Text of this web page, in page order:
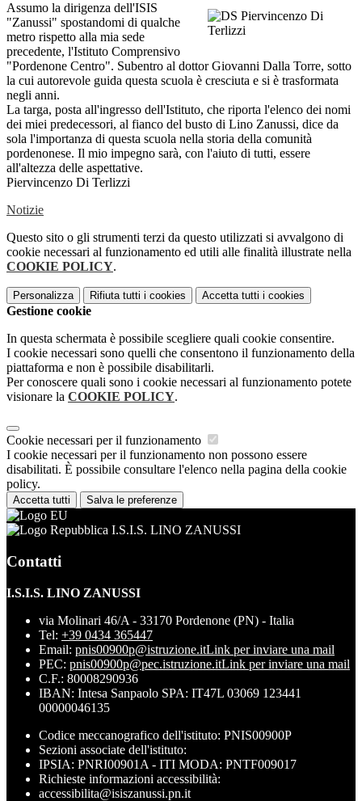
Assumo la dirigenza dell'ISIS
"Zanussi" spostandomi di qualche
metro rispetto alla mia sede
precedente, l'Istituto Comprensivo
"Pordenone Centro". Subentro al dottor Giovanni Dalla Torre, sotto
la cui autorevole guida questa scuola è cresciuta e si è trasformata
negli anni.
La targa, posta all'ingresso dell'Istituto, che riporta l'elenco dei nomi
dei miei predecessori, al fianco del busto di Lino Zanussi, dice da
sola l'importanza di questa scuola nella storia della comunità
pordenonese. Il mio impegno sarà, con l'aiuto di tutti, essere
all'altezza delle aspettative.
Piervincenzo Di Terlizzi
Notizie
Questo sito o gli strumenti terzi da questo utilizzati si avvalgono di
cookie necessari al funzionamento ed utili alle finalità illustrate nella
COOKIE POLICY.
Personalizza Rifiuta tutti i cookies Accetta tutti i cookies
Gestione cookie
In questa schermata è possibile scegliere quali cookie consentire.
I cookie necessari sono quelli che consentono il funzionamento della
piattaforma e non è possibile disabilitarli.
Per conoscere quali sono i cookie necessari al funzionamento potete
visionare la COOKIE POLICY.
Cookie necessari per il funzionamento
I cookie necessari per il funzionamento non possono essere
disabilitati. È possibile consultare l'elenco nella pagina della cookie
policy.
Accetta tutti Salva le preferenze
I.S.I.S. LINO ZANUSSI
Contatti
I.S.I.S. LINO ZANUSSI
via Molinari 46/A - 33170 Pordenone (PN) - Italia
Tel: +39 0434 365447
Email: pnis00900p@istruzione.itLink per inviare una mail
PEC: pnis00900p@pec.istruzione.itLink per inviare una mail
C.F.: 80008290936
IBAN: Intesa Sanpaolo SPA: IT47L 03069 123441
00000046135
Codice meccanografico dell'istituto: PNIS00900P
Sezioni associate dell'istituto:
IPSIA: PNRI00901A - ITI MODA: PNTF009017
Richieste informazioni accessibilità:
accessibilita@isiszanussi.pn.it